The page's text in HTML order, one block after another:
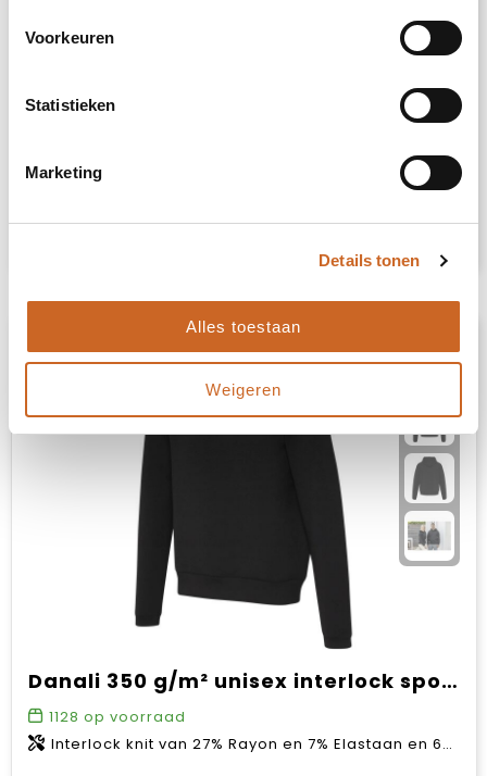
Voorkeuren
Statistieken
Marketing
Details tonen
Alles toestaan
Weigeren
€ 29,00 Bekijk
Danali 350 g/m² unisex interlock sport hoodie
1128 op voorraad
Interlock knit van 27% Rayon en 7% Elastaan en 66% Gerecycled polyester, 350 g/m2